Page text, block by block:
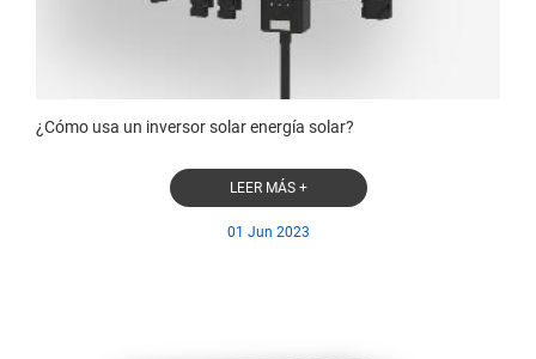
¿Cómo usa un inversor solar energía solar?
LEER MÁS +
01 Jun 2023